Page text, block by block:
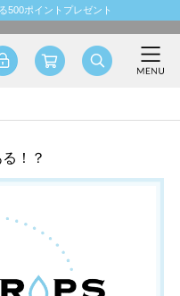
500ポイントプレゼント
！？